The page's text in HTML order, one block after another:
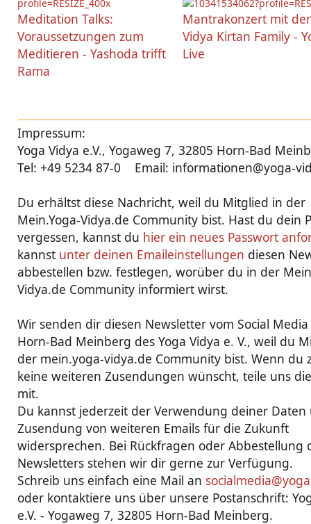
Meditation Talks:
Voraussetzungen zum
Meditieren - Yashoda trifft
Rama
Mantrakonzert mit
Vidya Kirtan Family -
Live
Impressum:
Yoga Vidya e.V., Yogaweg 7, 32805 Horn-Bad
Tel: +49 5234 87-0 Email: informationen@yoga-
Du erhältst diese Nachricht, weil du Mitglied in der
Mein.Yoga-Vidya.de Community bist. Hast du dein
vergessen, kannst du hier ein neues Passwort
kannst unter deinen Emaileinstellungen diesen
abbestellen bzw. festlegen, worüber du in der
Vidya.de Community informiert wirst.
Wir senden dir diesen Newsletter vom Social
Horn-Bad Meinberg des Yoga Vidya e. V., weil du
der mein.yoga-vidya.de Community bist. Wenn du
keine weiteren Zusendungen wünscht, teile uns
mit.
Du kannst jederzeit der Verwendung deiner
Zusendung von weiteren Emails für die Zukunft
widersprechen. Bei Rückfragen oder Abbestellung
Newsletters stehen wir dir gerne zur Verfügung.
Schreib uns einfach eine Mail an
oder kontaktiere uns über unsere Postanschrift:
e.V. - Yogaweg 7, 32805 Horn-Bad Meinberg.